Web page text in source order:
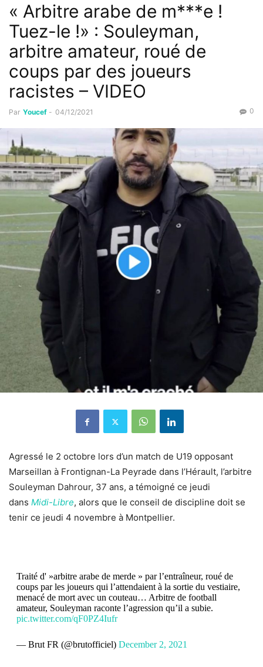
« Arbitre arabe de m***e !
Tuez-le !» : Souleyman,
arbitre amateur, roué de
coups par des joueurs
racistes – VIDEO
Par Youcef - 04/12/2021 0
Agressé le 2 octobre lors d’un match de U19 opposant
Marseillan à Frontignan-La Peyrade dans l’Hérault, l’arbitre
Souleyman Dahrour, 37 ans, a témoigné ce jeudi
dans Midi-Libre, alors que le conseil de discipline doit se
tenir ce jeudi 4 novembre à Montpellier.
Traité d' »arbitre arabe de merde » par l’entraîneur, roué de
coups par les joueurs qui l’attendaient à la sortie du vestiaire,
menacé de mort avec un couteau… Arbitre de football
amateur, Souleyman raconte l’agression qu’il a subie.
pic.twitter.com/qF0PZ4Iufr
— Brut FR (@brutofficiel) December 2, 2021